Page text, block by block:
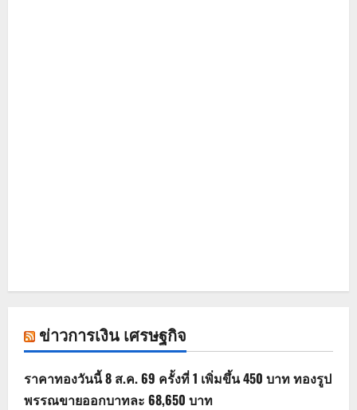
ข่าวการเงิน เศรษฐกิจ
ราคาทองวันนี้ 8 ส.ค. 69 ครั้งที่ 1 เพิ่มขึ้น 450 บาท ทองรูป
พรรณขายออกบาทละ 68,650 บาท